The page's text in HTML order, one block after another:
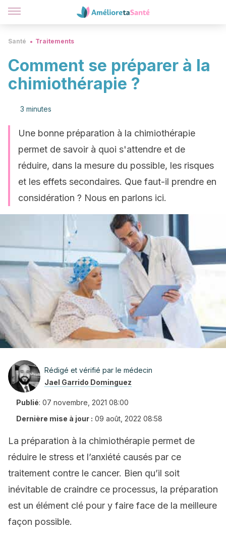
Santé Traitements
Comment se préparer à la
chimiothérapie ?
3 minutes
Une bonne préparation à la chimiothérapie
permet de savoir à quoi s'attendre et de
réduire, dans la mesure du possible, les risques
et les effets secondaires. Que faut-il prendre en
considération ? Nous en parlons ici.
Rédigé et vérifié par le médecin
Jael Garrido Dominguez
Publié: 07 novembre, 2021 08:00
Dernière mise à jour : 09 août, 2022 08:58
La préparation à la chimiothérapie permet de
réduire le stress et l’anxiété causés par ce
traitement contre le cancer. Bien qu’il soit
inévitable de craindre ce processus, la préparation
est un élément clé pour y faire face de la meilleure
façon possible.